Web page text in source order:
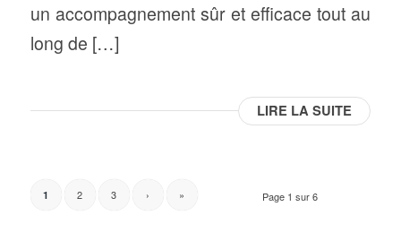
un accompagnement sûr et efficace tout au
long de […]
LIRE LA SUITE
Page 1 sur 6
1 2 3 › »